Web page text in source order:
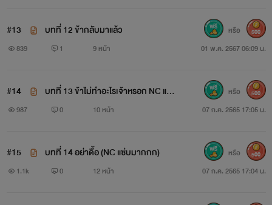
#13 บทที่ 12 ข้ากลับมาแล้ว
839 1 9 หน้า 01 พ.ค. 2567 06:09 น.
หรือ 500
#14
บทที่ 13 ข้าไม่ทำอะไรเจ้าหรอก NC แซ่บ
มากกกก
987 0 10 หน้า 07 ก.ค. 2565 17:05 น.
หรือ 500
#15 บทที่ 14 อย่าดื้อ (NC แซ่บมากกก)
1.1k 0 12 หน้า 07 ก.ค. 2565 17:04 น.
หรือ 500